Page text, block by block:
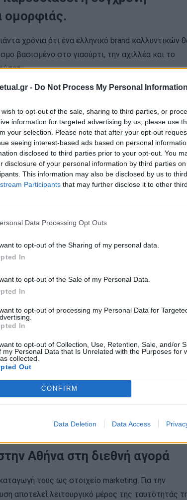
- Do Not Process My Personal Information
wish to opt-out of the sale, sharing to third parties, or
information for targeted advertising by us, please use
your selection. Please note that after your opt-out
seeing interest-based ads based on personal
disclosed to third parties prior to your opt-out. You
disclosure of your personal information by third parties on
This information may also be disclosed by us to
Participants that may further disclose it to other
Data Processing Opt Outs
to opt-out of the Sharing of my personal data.
In
to opt-out of the Sale of my Personal Data.
In
to opt-out of processing my Personal Data for
In
to opt-out of Collection, Use, Retention, Sale, and/or
my Personal Data that Is Unrelated with the Purposes for
collected.
Out
CONFIRM
Data Deletion Data Access
ομορφιάς.
χρόνια ότι ένα ελληνικό brand καλλυντικών
βασισμένο στο γιαούρτι, την αχιλλέα και το
γαλλική αρωματοποιία, στην ιταλική αισθητική
η KORRES κατάφερε να ακολουθήσει μια
να δανειστεί ταυτότητα από αλλού, επέλεξε να
ελληνικά brands που κατάφεραν να
να αποκτήσουν πραγματική διεθνή
ιστορία επιτυχίας, στην
η απόδειξη ότι ένα προϊόν μπορεί να
από πού ξεκίνησε.
Αθήνα στη διεθνή αγορά
τους ως στοιχείο marketing. Για την
αποτελεί λειτουργικό μέρος της ταυτότητάς